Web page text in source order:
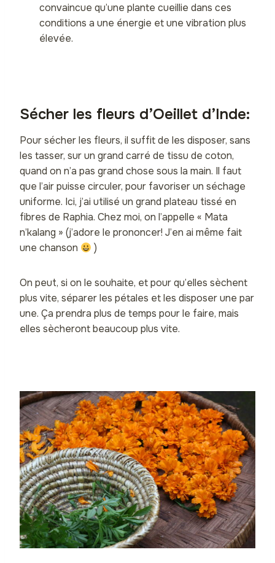
convaincue qu’une plante cueillie dans ces
conditions a une énergie et une vibration plus
élevée.
Sécher les fleurs d’Oeillet d’Inde:
Pour sécher les fleurs, il suffit de les disposer, sans
les tasser, sur un grand carré de tissu de coton,
quand on n’a pas grand chose sous la main. Il faut
que l’air puisse circuler, pour favoriser un séchage
uniforme. Ici, j’ai utilisé un grand plateau tissé en
fibres de Raphia. Chez moi, on l’appelle « Mata
n’kalang » (j’adore le prononcer! J’en ai même fait
une chanson
)
On peut, si on le souhaite, et pour qu’elles sèchent
plus vite, séparer les pétales et les disposer une par
une. Ça prendra plus de temps pour le faire, mais
elles sècheront beaucoup plus vite.